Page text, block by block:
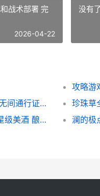
战术部署 完
2026-04-22
没有了
永劫无间通行证高效更新策略 永劫无间通行证持续多久
珍珠草
果酒酿造大师速成指导：从水果到星级美酒 酿酒果酒书